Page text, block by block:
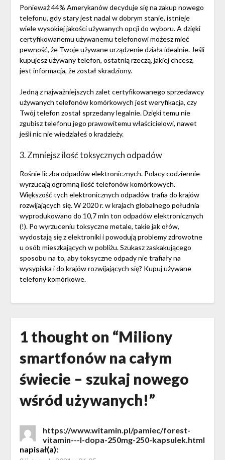
Ponieważ 44% Amerykanów decyduje się na zakup nowego
telefonu, gdy stary jest nadal w dobrym stanie, istnieje
wiele wysokiej jakości używanych opcji do wyboru. A dzięki
certyfikowanemu używanemu telefonowi możesz mieć
pewność, że Twoje używane urządzenie działa idealnie. Jeśli
kupujesz używany telefon, ostatnią rzeczą, jakiej chcesz,
jest informacja, że ​​został skradziony.
Jedną z najważniejszych zalet certyfikowanego sprzedawcy
używanych telefonów komórkowych jest weryfikacja, czy
Twój telefon został sprzedany legalnie. Dzięki temu nie
zgubisz telefonu jego prawowitemu właścicielowi, nawet
jeśli nic nie wiedziałeś o kradzieży.
3. Zmniejsz ilość toksycznych odpadów
Rośnie liczba odpadów elektronicznych. Polacy codziennie
wyrzucają ogromną ilość telefonów komórkowych.
Większość tych elektronicznych odpadów trafia do krajów
rozwijających się. W 2020 r. w krajach globalnego południa
wyprodukowano do 10,7 mln ton odpadów elektronicznych
(!). Po wyrzuceniu toksyczne metale, takie jak ołów,
wydostają się z elektroniki i powodują problemy zdrowotne
u osób mieszkających w pobliżu. Szukasz zaskakującego
sposobu na to, aby toksyczne odpady nie trafiały na
wysypiska i do krajów rozwijających się? Kupuj używane
telefony komórkowe.
1 thought on “Miliony
smartfonów na całym
świecie – szukaj nowego
wśród używanych!”
https://www.witamin.pl/pamiec/forest-
vitamin---l-dopa-250mg-250-kapsulek.html
napisał(a):